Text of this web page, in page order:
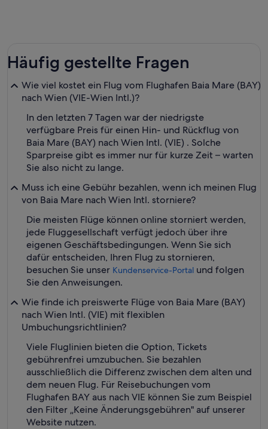
Häufig gestellte Fragen
Wie viel kostet ein Flug vom Flughafen Baia Mare (BAY)
nach Wien (VIE-Wien Intl.)?
In den letzten 7 Tagen war der niedrigste
verfügbare Preis für einen Hin- und Rückflug von
Baia Mare (BAY) nach Wien Intl. (VIE) . Solche
Sparpreise gibt es immer nur für kurze Zeit – warten
Sie also nicht zu lange.
Muss ich eine Gebühr bezahlen, wenn ich meinen Flug
von Baia Mare nach Wien Intl. storniere?
Die meisten Flüge können online storniert werden,
jede Fluggesellschaft verfügt jedoch über ihre
eigenen Geschäftsbedingungen. Wenn Sie sich
dafür entscheiden, Ihren Flug zu stornieren,
besuchen Sie unser Kundenservice-Portal und folgen
Sie den Anweisungen.
Wie finde ich preiswerte Flüge von Baia Mare (BAY)
nach Wien Intl. (VIE) mit flexiblen
Umbuchungsrichtlinien?
Viele Fluglinien bieten die Option, Tickets
gebührenfrei umzubuchen. Sie bezahlen
ausschließlich die Differenz zwischen dem alten und
dem neuen Flug. Für Reisebuchungen vom
Flughafen BAY aus nach VIE können Sie zum Beispiel
den Filter „Keine Änderungsgebühren" auf unserer
Website nutzen.